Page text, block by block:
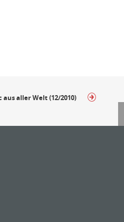
aus aller Welt (12/2010)